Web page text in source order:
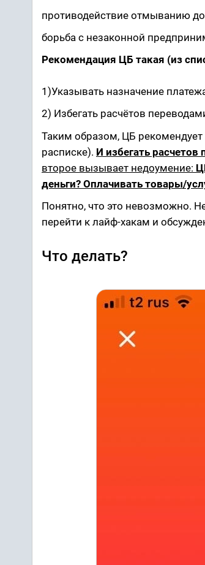
противодействие отмыванию
борьба с незаконной
Рекомендация ЦБ такая (из
1)Указывать назначение
2) Избегать расчётов
Таким образом, ЦБ рекомендует
расписке). И избегать расчетов
второе вызывает недоумение:
деньги? Оплачивать товары/
Понятно, что это невозможно.
перейти к лайф-хакам и
Что делать?